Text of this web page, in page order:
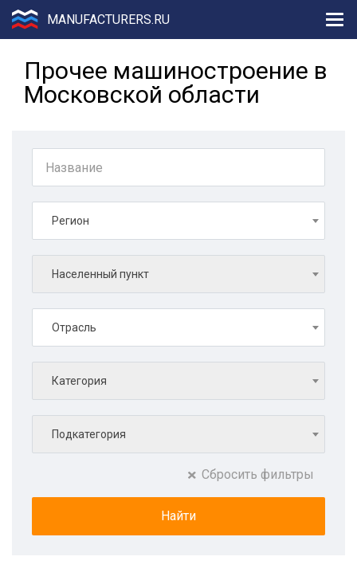
MANUFACTURERS.RU
Прочее машиностроение в
Московской области
Регион
Населенный пункт
Отрасль
Категория
Подкатегория
Сбросить фильтры